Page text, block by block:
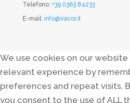
Telefono: +39 0363 84233
E-mail: info@iracor.it
We use cookies on our
relevant experience by
preferences and repeat visits.
you consent to the use of ALL